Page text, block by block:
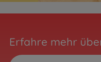
Erfahre mehr